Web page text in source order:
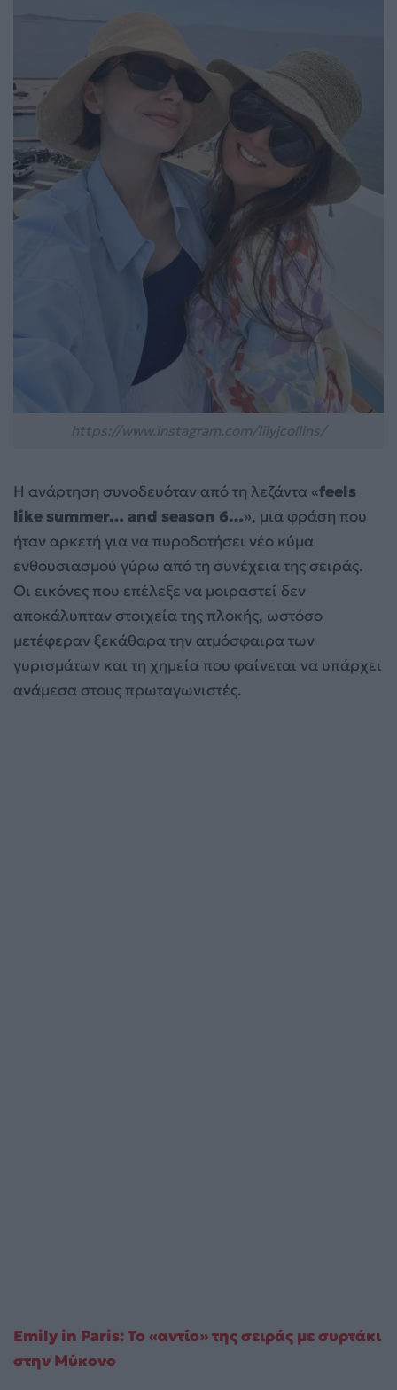
Η ανάρτηση συνοδευόταν από τη λεζάντα «feels
like summer… and season 6…», μια φράση που
ήταν αρκετή για να πυροδοτήσει νέο κύμα
ενθουσιασμού γύρω από τη συνέχεια της σειράς.
Οι εικόνες που επέλεξε να μοιραστεί δεν
αποκάλυπταν στοιχεία της πλοκής, ωστόσο
μετέφεραν ξεκάθαρα την ατμόσφαιρα των
γυρισμάτων και τη χημεία που φαίνεται να υπάρχει
ανάμεσα στους πρωταγωνιστές.
Emily in Paris: Το «αντίο» της σειράς με συρτάκι
στην Μύκονο